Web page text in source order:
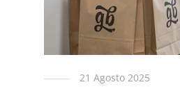
21 Agosto 2025